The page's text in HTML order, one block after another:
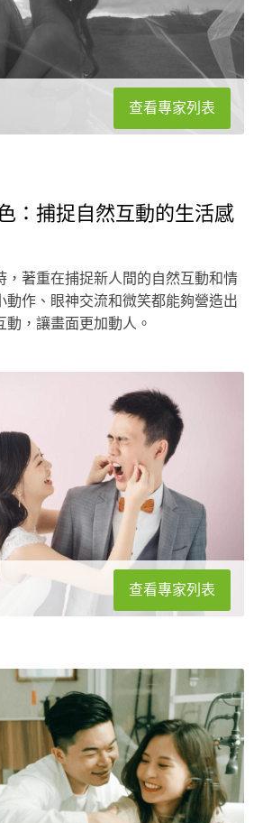
查看專家列表
：捕捉自然互動的生活感
，著重在捕捉新人間的自然互動和情
動作、眼神交流和微笑都能夠營造出
，讓畫面更加動人。
查看專家列表